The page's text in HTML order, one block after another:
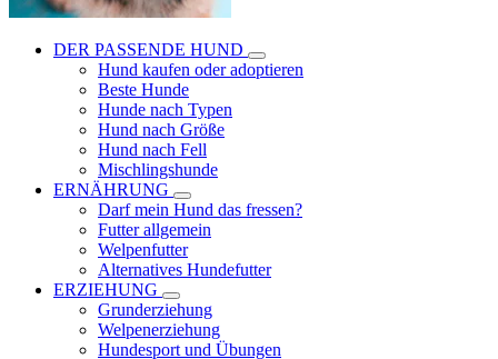
DER PASSENDE HUND
Hund kaufen oder adoptieren
Beste Hunde
Hunde nach Typen
Hund nach Größe
Hund nach Fell
Mischlingshunde
ERNÄHRUNG
Darf mein Hund das fressen?
Futter allgemein
Welpenfutter
Alternatives Hundefutter
ERZIEHUNG
Grunderziehung
Welpenerziehung
Hundesport und Übungen